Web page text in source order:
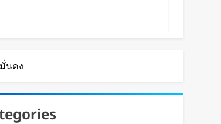
นคง